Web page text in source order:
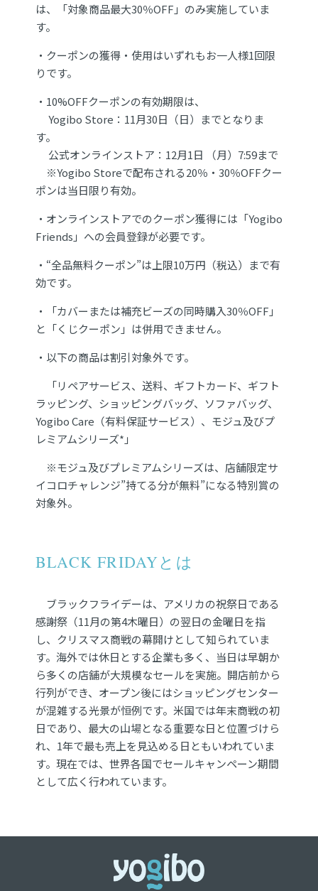
は、「対象商品最大30％OFF」のみ実施していま
す。
・クーポンの獲得・使用はいずれもお一人様1回限
りです。
・10%OFFクーポンの有効期限は、
Yogibo Store：11月30日（日）までとなりま
す。
公式オンラインストア：12月1日 （月）7:59まで
※Yogibo Storeで配布される20％・30％OFFクー
ポンは当日限り有効。
・オンラインストアでのクーポン獲得には「Yogibo
Friends 」への会員登録が必要です。
・“全品無料クーポン”は上限10万円（税込）まで有
効です。
・「カバーまたは補充ビーズの同時購入30％OFF」
と「くじクーポン」は併用できません。
・以下の商品は割引対象外です。
「リペアサービス、送料、ギフトカード、ギフト
ラッピング、ショッピングバッグ、ソファバッグ、
Yogibo Care（有料保証サービス）、モジュ及びプ
レミアムシリーズ*」
※モジュ及びプレミアムシリーズは、店舗限定サ
イコロチャレンジ”持てる分が無料”になる特別賞の
対象外。
BLACK FRIDAYとは
ブラックフライデーは、アメリカの祝祭日である
感謝祭（11月の第4木曜日）の翌日の金曜日を指
し、クリスマス商戦の幕開けとして知られていま
す。海外では休日とする企業も多く、当日は早朝か
ら多くの店舗が大規模なセールを実施。開店前から
行列ができ、オープン後にはショッピングセンター
が混雑する光景が恒例です。米国では年末商戦の初
日であり、最大の山場となる重要な日と位置づけら
れ、1年で最も売上を見込める日ともいわれていま
す。現在では、世界各国でセールキャンペーン期間
として広く行われています。